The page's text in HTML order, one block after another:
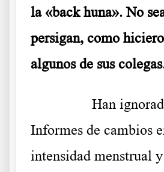
la «back huna». No
persigan, como
algunos de sus
Han
Informes de cambios
intensidad menstrual